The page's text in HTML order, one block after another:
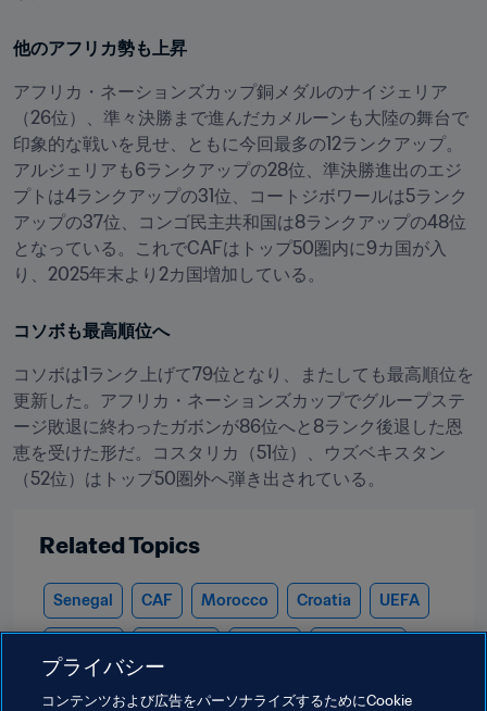
他のアフリカ勢も上昇
アフリカ・ネーションズカップ銅メダルのナイジェリア
（26位）、準々決勝まで進んだカメルーンも大陸の舞台で
印象的な戦いを見せ、ともに今回最多の12ランクアップ。
アルジェリアも6ランクアップの28位、準決勝進出のエジ
プトは4ランクアップの31位、コートジボワールは5ランク
アップの37位、コンゴ民主共和国は8ランクアップの48位
となっている。これでCAFはトップ50圏内に9カ国が入
り、2025年末より2カ国増加している。
コソボも最高順位へ
コソボは1ランク上げて79位となり、またしても最高順位を
更新した。アフリカ・ネーションズカップでグループステ
ージ敗退に終わったガボンが86位へと8ランク後退した恩
恵を受けた形だ。コスタリカ（51位）、ウズベキスタン
（52位）はトップ50圏外へ弾き出されている。
Related Topics
Senegal CAF Morocco Croatia UEFA
Egypt Côte d'Ivoire
プライバシー
コンテンツおよび広告をパーソナライズするためにCookie